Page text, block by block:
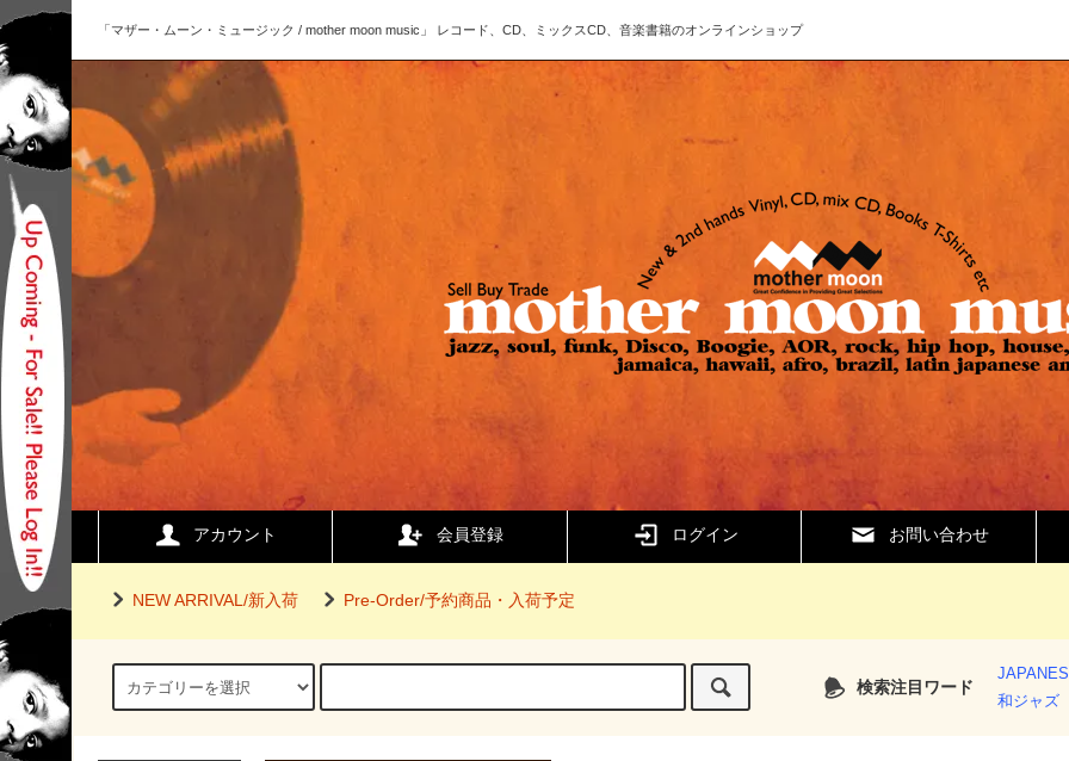
「マザー・ムーン・ミュージック / mother moon music」 レコード、CD、ミックスCD、音楽書籍のオンラインショップ
アカウント 会員登録 ログイン お問い合わせ
NEW ARRIVAL/新入荷 Pre-Order/予約商品・入荷予定
検索注目ワード
和ジャズ